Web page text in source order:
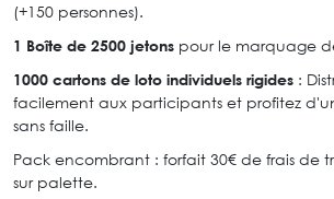
(+150 personnes).
1 Boîte de 2500 jetons pour le marquage
1000 cartons de loto individuels rigides :
facilement aux participants et profitez
sans faille.
Pack encombrant : forfait 30€ de frais de
sur palette.